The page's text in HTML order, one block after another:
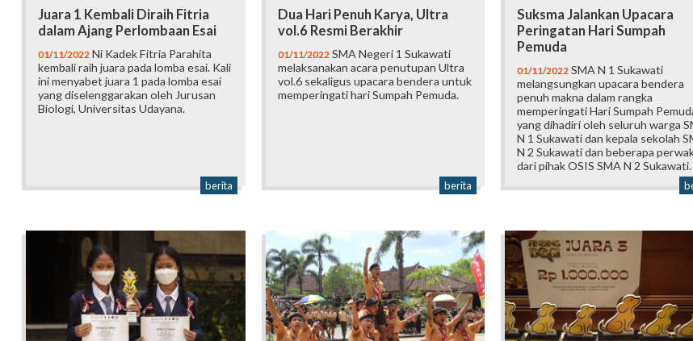
Juara 1 Kembali Diraih Fitria
dalam Ajang Perlombaan Esai
01/11/2022 Ni Kadek Fitria Parahita
kembali raih juara pada lomba esai. Kali
ini menyabet juara 1 pada lomba esai
yang diselenggarakan oleh Jurusan
Biologi, Universitas Udayana.
berita
Dua Hari Penuh Karya, Ultra
vol.6 Resmi Berakhir
01/11/2022 SMA Negeri 1 Sukawati
melaksanakan acara penutupan Ultra
vol.6 sekaligus upacara bendera untuk
memperingati hari Sumpah Pemuda.
berita
Suksma Jalankan Upacara
Peringatan Hari Sumpah
Pemuda
01/11/2022 SMA N 1 Sukawati
melangsungkan upacara bendera
penuh makna dalam rangka
memperingati Hari Sumpah
yang dihadiri oleh seluruh warga
N 1 Sukawati dan kepala sekolah
N 2 Sukawati dan beberapa
dari pihak OSIS SMA N 2 Sukawati.